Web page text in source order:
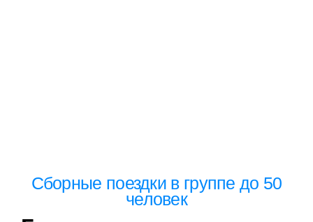
Сборные поездки в группе до 50
человек